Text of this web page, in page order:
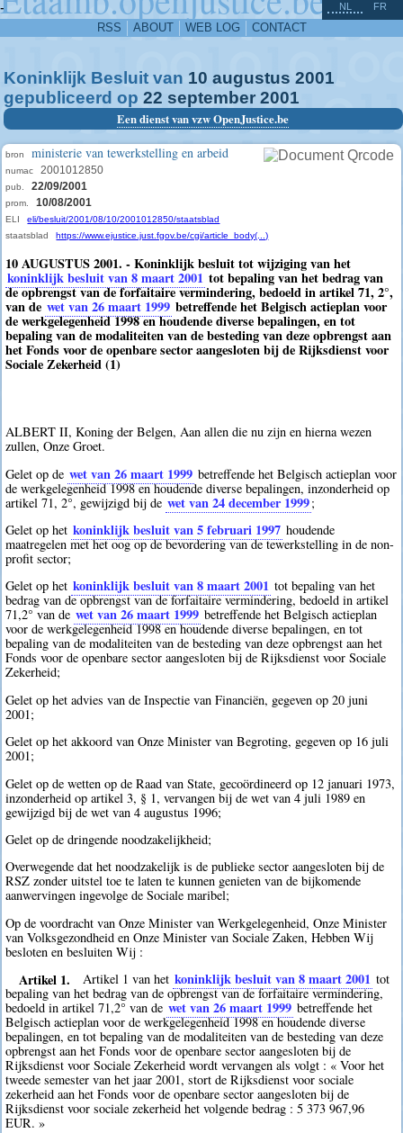
-
RSS ABOUT WEB LOG CONTACT
NL FR
Koninklijk Besluit van 10 augustus 2001
gepubliceerd op 22 september 2001
Een dienst van vzw OpenJustice.be
bron ministerie van tewerkstelling en arbeid
numac 2001012850
pub. 22/09/2001
prom. 10/08/2001
ELI
eli/besluit/2001/08/10/2001012850/staatsblad
staatsblad
https://www.ejustice.just.fgov.be/cgi/article_body(...)
10 AUGUSTUS 2001. - Koninklijk besluit tot wijziging van het
koninklijk besluit van 8 maart 2001 tot bepaling van het bedrag van
de opbrengst van de forfaitaire vermindering, bedoeld in artikel 71, 2°,
van de wet van 26 maart 1999 betreffende het Belgisch actieplan voor
de werkgelegenheid 1998 en houdende diverse bepalingen, en tot
bepaling van de modaliteiten van de besteding van deze opbrengst aan
het Fonds voor de openbare sector aangesloten bij de Rijksdienst voor
Sociale Zekerheid (1)
ALBERT II, Koning der Belgen, Aan allen die nu zijn en hierna wezen
zullen, Onze Groet.
Gelet op de wet van 26 maart 1999 betreffende het Belgisch actieplan voor
de werkgelegenheid 1998 en houdende diverse bepalingen, inzonderheid op
artikel 71, 2°, gewijzigd bij de wet van 24 december 1999;
Gelet op het koninklijk besluit van 5 februari 1997 houdende
maatregelen met het oog op de bevordering van de tewerkstelling in de non-
profit sector;
Gelet op het koninklijk besluit van 8 maart 2001 tot bepaling van het
bedrag van de opbrengst van de forfaitaire vermindering, bedoeld in artikel
71,2° van de wet van 26 maart 1999 betreffende het Belgisch actieplan
voor de werkgelegenheid 1998 en houdende diverse bepalingen, en tot
bepaling van de modaliteiten van de besteding van deze opbrengst aan het
Fonds voor de openbare sector aangesloten bij de Rijksdienst voor Sociale
Zekerheid;
Gelet op het advies van de Inspectie van Financiën, gegeven op 20 juni
2001;
Gelet op het akkoord van Onze Minister van Begroting, gegeven op 16 juli
2001;
Gelet op de wetten op de Raad van State, gecoördineerd op 12 januari 1973,
inzonderheid op artikel 3, § 1, vervangen bij de wet van 4 juli 1989 en
gewijzigd bij de wet van 4 augustus 1996;
Gelet op de dringende noodzakelijkheid;
Overwegende dat het noodzakelijk is de publieke sector aangesloten bij de
RSZ zonder uitstel toe te laten te kunnen genieten van de bijkomende
aanwervingen ingevolge de Sociale maribel;
Op de voordracht van Onze Minister van Werkgelegenheid, Onze Minister
van Volksgezondheid en Onze Minister van Sociale Zaken, Hebben Wij
besloten en besluiten Wij :
Artikel 1. Artikel 1 van het koninklijk besluit van 8 maart 2001 tot
bepaling van het bedrag van de opbrengst van de forfaitaire vermindering,
bedoeld in artikel 71,2° van de wet van 26 maart 1999 betreffende het
Belgisch actieplan voor de werkgelegenheid 1998 en houdende diverse
bepalingen, en tot bepaling van de modaliteiten van de besteding van deze
opbrengst aan het Fonds voor de openbare sector aangesloten bij de
Rijksdienst voor Sociale Zekerheid wordt vervangen als volgt : « Voor het
tweede semester van het jaar 2001, stort de Rijksdienst voor sociale
zekerheid aan het Fonds voor de openbare sector aangesloten bij de
Rijksdienst voor sociale zekerheid het volgende bedrag : 5 373 967,96
EUR. »
^